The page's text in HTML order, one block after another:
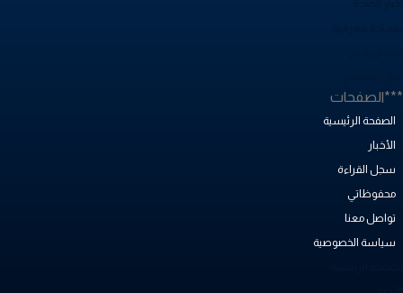
الصفحة الرئيسية
الأخبار
سجل القراءة
محفوظاتي
تواصل معنا
سياسة الخصوصية